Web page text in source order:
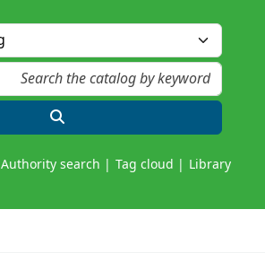
Authority search Tag cloud Library